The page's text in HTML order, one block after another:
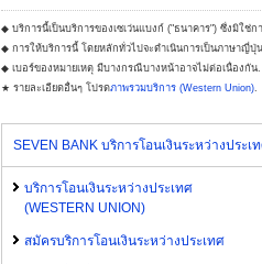
◆ บริการนี้เป็นบริการของเซเว่นแบงก์ ("ธนาคาร") ซึ่งมิใ
◆ การให้บริการนี้ โดยหลักทั่วไปจะดำเนินการเป็นภาษาญี่
◆ เบอร์ของหมายเหตุ มีบางกรณีบางหน้าอาจไม่ต่อเนื่องกัน.
★ รายละเอียดอื่นๆ โปรดภาพรวมบริการ (Western Union)
SEVEN BANK บริการโอนเงินระหว่างประเ
บริการโอนเงินระหว่างประเทศ
(WESTERN UNION)
สมัครบริการโอนเงินระหว่างประเทศ